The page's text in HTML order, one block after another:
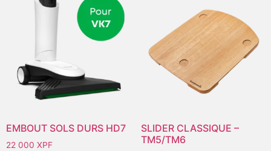
EMBOUT SOLS DURS HD7
22 000 XPF
SLIDER CLASSIQUE –
TM5/TM6